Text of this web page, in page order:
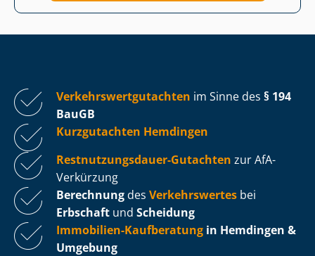
Ver­kehrs­wert­gut­ach­ten im Sinne des § 194
BauGB
Kurzgutachten Hemdingen
Rest­nut­zungs­dau­er-Gutachten zur AfA-
Verkürzung
Berechnung des Verkehrswertes bei
Erbschaft und Scheidung
Immobilien-Kaufberatung in Hemdingen &
Umgebung